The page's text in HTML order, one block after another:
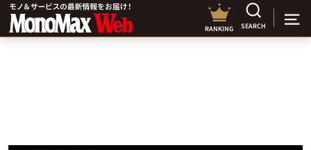
RANKING SEARCH